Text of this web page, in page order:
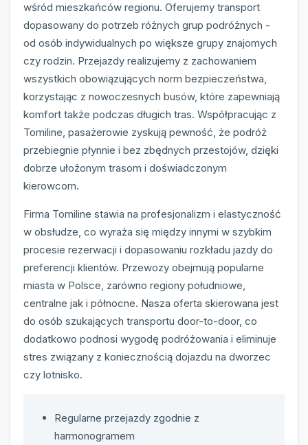
wśród mieszkańców regionu. Oferujemy transport
dopasowany do potrzeb różnych grup podróżnych -
od osób indywidualnych po większe grupy znajomych
czy rodzin. Przejazdy realizujemy z zachowaniem
wszystkich obowiązujących norm bezpieczeństwa,
korzystając z nowoczesnych busów, które zapewniają
komfort także podczas długich tras. Współpracując z
Tomiline, pasażerowie zyskują pewność, że podróż
przebiegnie płynnie i bez zbędnych przestojów, dzięki
dobrze ułożonym trasom i doświadczonym
kierowcom.
Firma Tomiline stawia na profesjonalizm i elastyczność
w obsłudze, co wyraża się między innymi w szybkim
procesie rezerwacji i dopasowaniu rozkładu jazdy do
preferencji klientów. Przewozy obejmują popularne
miasta w Polsce, zarówno regiony południowe,
centralne jak i północne. Nasza oferta skierowana jest
do osób szukających transportu door-to-door, co
dodatkowo podnosi wygodę podróżowania i eliminuje
stres związany z koniecznością dojazdu na dworzec
czy lotnisko.
Regularne przejazdy zgodnie z
harmonogramem